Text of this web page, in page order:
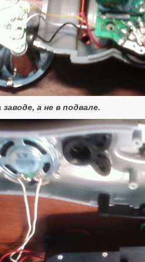
а не в подвале.